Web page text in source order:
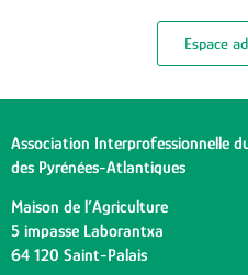
Espace
Association Interprofessionnelle
des Pyrénées-Atlantiques
Maison de l’Agriculture
5 impasse Laborantxa
64 120 Saint-Palais